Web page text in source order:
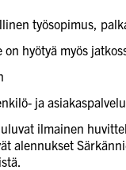
työsopimus,
hyötyä myös
ja
ilmainen
alennukset